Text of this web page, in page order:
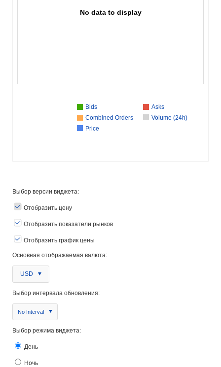
No data to display
Bids
Asks
Combined Orders
Volume (24h)
Price
Выбор версии виджета:
Отобразить цену
Отобразить показатели рынков
Отобразить график цены
Основная отображаемая валюта:
USD
Выбор интервала обновления:
No Interval
Выбор режима виджета:
День
Ночь